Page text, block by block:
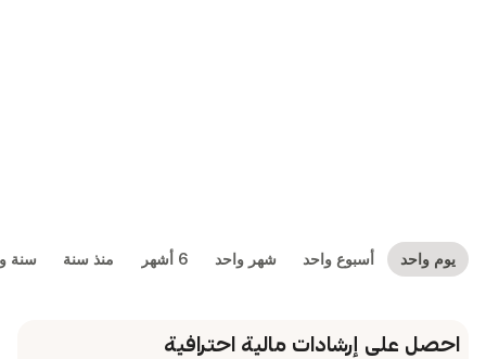
واحد شهر واحد 6 أشهر منذ سنة سنة واحدة 5 سنوات
مالية احترافية